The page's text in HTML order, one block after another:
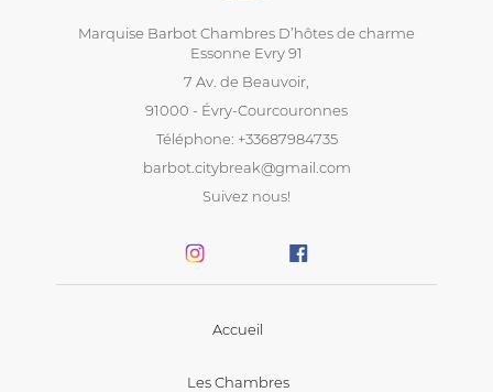
Marquise Barbot Chambres D’hôtes de charme
Essonne Evry 91
7 Av. de Beauvoir,
91000 - Évry-Courcouronnes
Téléphone: +33687984735
barbot.citybreak@gmail.com
Suivez nous!
Accueil
Les Chambres